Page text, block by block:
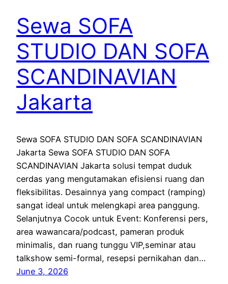
Sewa SOFA
STUDIO DAN SOFA
SCANDINAVIAN
Jakarta
Sewa SOFA STUDIO DAN SOFA SCANDINAVIAN
Jakarta Sewa SOFA STUDIO DAN SOFA
SCANDINAVIAN Jakarta solusi tempat duduk
cerdas yang mengutamakan efisiensi ruang dan
fleksibilitas. Desainnya yang compact (ramping)
sangat ideal untuk melengkapi area panggung.
Selanjutnya Cocok untuk Event: Konferensi pers,
area wawancara/podcast, pameran produk
minimalis, dan ruang tunggu VIP,seminar atau
talkshow semi-formal, resepsi pernikahan dan…
June 3, 2026